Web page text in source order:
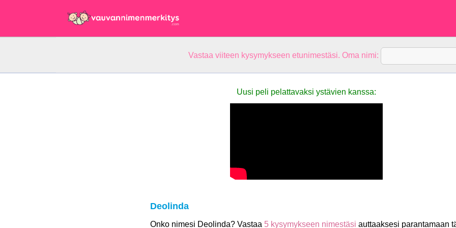
Vastaa viiteen kysymykseen etunimestäsi. Oma nimi:
Uusi peli pelattavaksi ystävien kanssa:
Deolinda
Onko nimesi Deolinda? Vastaa 5 kysymykseen nimestäsi auttaaksesi parantamaan